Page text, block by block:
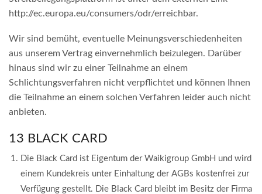
http://ec.europa.eu/consumers/odr/erreichbar.
Wir sind bemüht, eventuelle Meinungsverschiedenheiten
aus unserem Vertrag einvernehmlich beizulegen. Darüber
hinaus sind wir zu einer Teilnahme an einem
Schlichtungsverfahren nicht verpflichtet und können Ihnen
die Teilnahme an einem solchen Verfahren leider auch nicht
anbieten.
13 BLACK CARD
Die Black Card ist Eigentum der Waikigroup GmbH und wird
einem Kundekreis unter Einhaltung der AGBs kostenfrei zur
Verfügung gestellt. Die Black Card bleibt im Besitz der Firma